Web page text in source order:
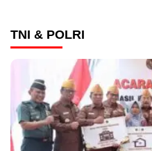
TNI & POLRI